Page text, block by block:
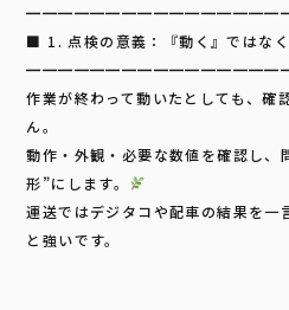
■ 1. 点検の意義：『動く』ではな
作業が終わって動いたとしても、確
ん。
動作・外観・必要な数値を確認し、
形”にします。
運送ではデジタコや配車の結果を一
と強いです。